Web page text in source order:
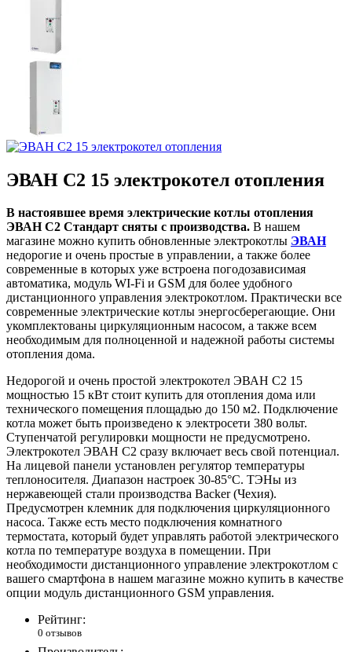
ЭВАН С2 15 электрокотел отопления
В настоявшее время электрические котлы отопления
ЭВАН С2 Стандарт сняты с производства. В нашем
магазине можно купить обновленные электрокотлы ЭВАН
недорогие и очень простые в управлении, а также более
современные в которых уже встроена погодозависимая
автоматика, модуль WI-Fi и GSM для более удобного
дистанционного управления электрокотлом. Практически все
современные электрические котлы энергосберегающие. Они
укомплектованы циркуляционным насосом, а также всем
необходимым для полноценной и надежной работы системы
отопления дома.
Недорогой и очень простой электрокотел ЭВАН С2 15
мощностью 15 кВт стоит купить для отопления дома или
технического помещения площадью до 150 м2. Подключение
котла может быть произведено к электросети 380 вольт.
Ступенчатой регулировки мощности не предусмотрено.
Электрокотел ЭВАН С2 сразу включает весь свой потенциал.
На лицевой панели установлен регулятор температуры
теплоносителя. Диапазон настроек 30-85°C. ТЭНы из
нержавеющей стали производства Backer (Чехия).
Предусмотрен клемник для подключения циркуляционного
насоса. Также есть место подключения комнатного
термостата, который будет управлять работой электрического
котла по температуре воздуха в помещении. При
необходимости дистанционного управление электрокотлом с
вашего смартфона в нашем магазине можно купить в качестве
опции модуль дистанционного GSM управления.
Рейтинг:
0 отзывов